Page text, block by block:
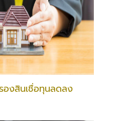
งสินเชื่อทุนลดลง